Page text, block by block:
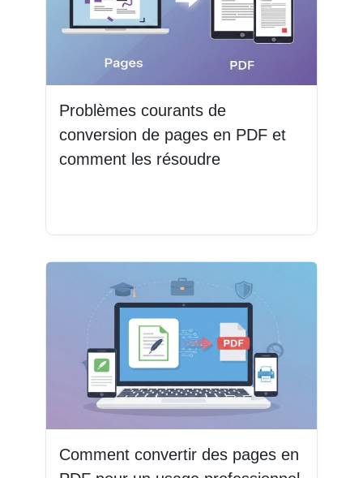
Problèmes courants de
conversion de pages en PDF et
comment les résoudre
Comment convertir des pages en